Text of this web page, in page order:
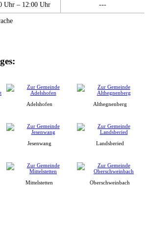
Uhr – 12:00 Uhr ---
Adelshofen Althegnenberg
Jesenwang Landsberied
Mittelstetten Oberschweinbach